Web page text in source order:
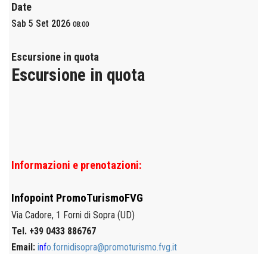
Date
Sab 5 Set 2026 08:00
Escursione in quota
Escursione in quota
Informazioni e prenotazioni:
Infopoint PromoTurismoFVG
Via Cadore, 1 Forni di Sopra (UD)
Tel. +39 0433 886767
Email:info.fornidisopra@promoturismo.fvg.it